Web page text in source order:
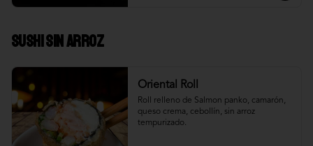
Sushi Sin Arroz
Oriental Roll
Roll relleno de Salmon panko, camarón,
queso crema, cebollín, sin arroz
tempurizado.